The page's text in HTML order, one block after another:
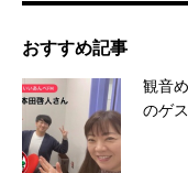
おすすめ記事
観音
のゲ